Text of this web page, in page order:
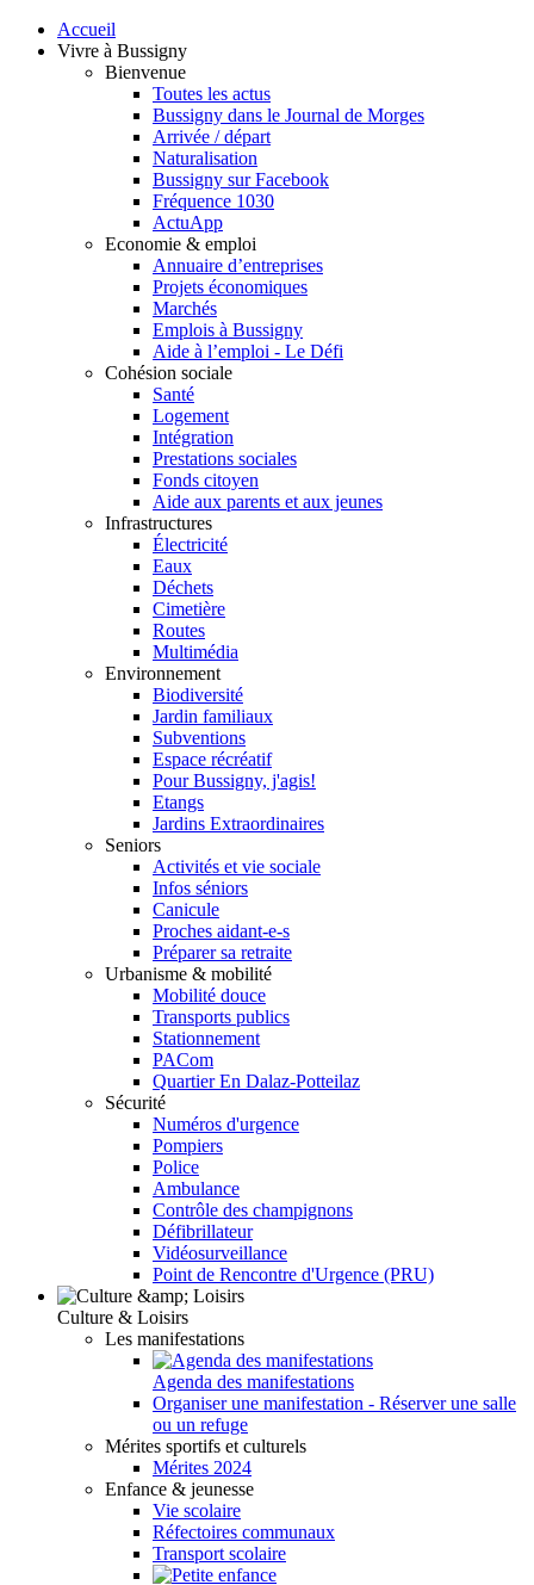
Accueil
Vivre à Bussigny
Bienvenue
Toutes les actus
Bussigny dans le Journal de Morges
Arrivée / départ
Naturalisation
Bussigny sur Facebook
Fréquence 1030
ActuApp
Economie & emploi
Annuaire d’entreprises
Projets économiques
Marchés
Emplois à Bussigny
Aide à l’emploi - Le Défi
Cohésion sociale
Santé
Logement
Intégration
Prestations sociales
Fonds citoyen
Aide aux parents et aux jeunes
Infrastructures
Électricité
Eaux
Déchets
Cimetière
Routes
Multimédia
Environnement
Biodiversité
Jardin familiaux
Subventions
Espace récréatif
Pour Bussigny, j'agis!
Etangs
Jardins Extraordinaires
Seniors
Activités et vie sociale
Infos séniors
Canicule
Proches aidant-e-s
Préparer sa retraite
Urbanisme & mobilité
Mobilité douce
Transports publics
Stationnement
PACom
Quartier En Dalaz-Potteilaz
Sécurité
Numéros d'urgence
Pompiers
Police
Ambulance
Contrôle des champignons
Défibrillateur
Vidéosurveillance
Point de Rencontre d'Urgence (PRU)
Culture & Loisirs
Les manifestations
Agenda des manifestations
Organiser une manifestation - Réserver une salle
ou un refuge
Mérites sportifs et culturels
Mérites 2024
Enfance & jeunesse
Vie scolaire
Réfectoires communaux
Transport scolaire